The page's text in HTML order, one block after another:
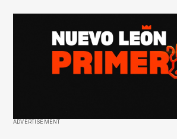
ADVERTISEMENT